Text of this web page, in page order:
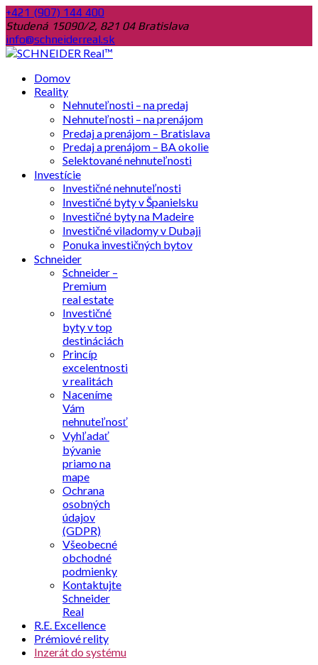
+421 (907) 144 400
Studená 15090/2, 821 04 Bratislava
info@schneiderreal.sk
Domov
Reality
Nehnuteľnosti – na predaj
Nehnuteľnosti – na prenájom
Predaj a prenájom – Bratislava
Predaj a prenájom – BA okolie
Selektované nehnuteľnosti
Investície
Investičné nehnuteľnosti
Investičné byty v Španielsku
Investičné byty na Madeire
Investičné viladomy v Dubaji
Ponuka investičných bytov
Schneider
Schneider –
Premium
real estate
Investičné
byty v top
destináciách
Princíp
excelentnosti
v realitách
Naceníme
Vám
nehnuteľnosť
Vyhľadať
bývanie
priamo na
mape
Ochrana
osobných
údajov
(GDPR)
Všeobecné
obchodné
podmienky
Kontaktujte
Schneider
Real
R.E. Excellence
Prémiové relity
Inzerát do systému